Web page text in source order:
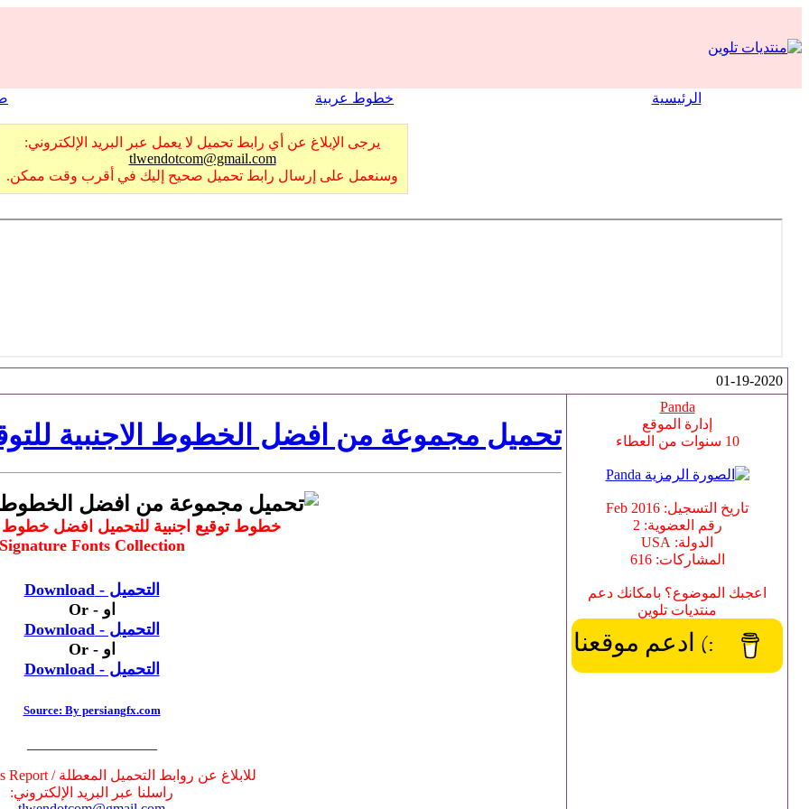
الرئيسية خطوط عربية
يرجى الإبلاغ عن أي رابط تحميل لا يعمل عبر البريد الإلكتروني:
tlwendotcom@gmail.com
وسنعمل على إرسال رابط تحميل صحيح إليك في أقرب وقت ممكن.
01-19-2020
Panda
إدارة الموقع
10 سنوات من العطاء
تاريخ التسجيل: Feb 2016
رقم العضوية: 2
الدولة: USA
المشاركات: 616
اعجبك الموضوع؟ بامكانك دعم
منتديات تلوين
:) ادعم موقعنا
تحميل مجموعة من افضل الخطوط الاجنبية
خطوط توقيع اجنبية للتحميل افضل خطوط
Signature Fonts Collection
التحميل - Download
او - Or
التحميل - Download
او - Or
التحميل - Download
Source: By persiangfx.com
للابلاغ عن روابط التحميل المعطلة / Broken Links Report
راسلنا عبر البريد الإلكتروني: